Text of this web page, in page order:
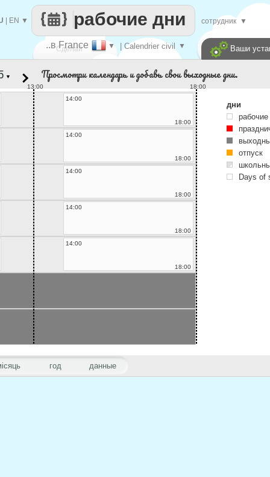
Сделай
..в France ▼ | Calendrier civil ▼
рабочие дни
EN ▼ сотрудник ▼
Ваши
год данные
▼ Просмотри календарь и добавь свои выходные дни.
13:00
18:00
14:00
18:00
14:00
18:00
14:00
18:00
14:00
18:00
14:00
18:00
дни
отпуск
Days of